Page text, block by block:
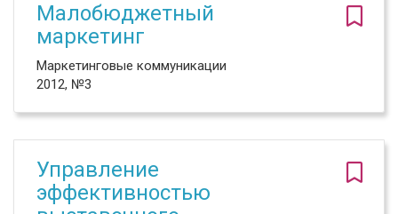
Малобюджетный
маркетинг
Маркетинговые коммуникации
2012, №3
Управление
эффективностью